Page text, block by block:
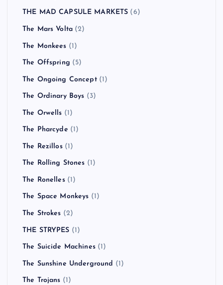
THE MAD CAPSULE MARKETS (6)
The Mars Volta (2)
The Monkees (1)
The Offspring (5)
The Ongoing Concept(1)
The Ordinary Boys (3)
The Orwells (1)
The Pharcyde (1)
The Rezillos(1)
The Rolling Stones (1)
The Ronelles(1)
The Space Monkeys (1)
The Strokes (2)
THE STRYPES (1)
The Suicide Machines(1)
The Sunshine Underground (1)
The Trojans (1)